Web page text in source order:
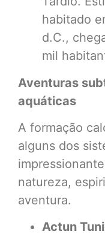
habitado
d.C.,
mil
Aventuras
aquáticas
A formação
alguns dos
natureza,
aventura.
Actun